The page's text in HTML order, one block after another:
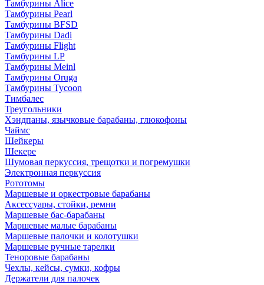
Тамбурины Alice
Тамбурины Pearl
Тамбурины BFSD
Тамбурины Dadi
Тамбурины Flight
Тамбурины LP
Тамбурины Meinl
Тамбурины Oruga
Тамбурины Tycoon
Тимбалес
Треугольники
Хэндпаны, язычковые барабаны, глюкофоны
Чаймс
Шейкеры
Шекере
Шумовая перкуссия, трещотки и погремушки
Электронная перкуссия
Рототомы
Маршевые и оркестровые барабаны
Аксессуары, стойки, ремни
Маршевые бас-барабаны
Маршевые малые барабаны
Маршевые палочки и колотушки
Маршевые ручные тарелки
Теноровые барабаны
Чехлы, кейсы, сумки, кофры
Держатели для палочек